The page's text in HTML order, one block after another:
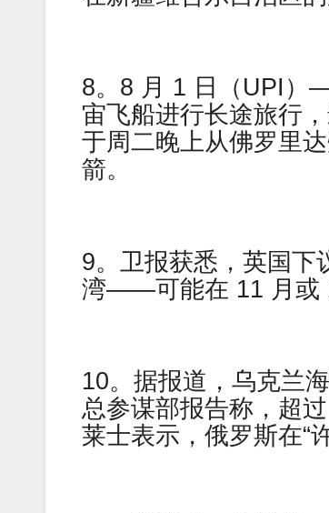
8。8 月 1 日（UPI）
宙飞船进行长途旅行
于周二晚上从佛罗里
箭。
9。卫报获悉，英国下
湾——可能在 11 月或
10。据报道，乌克兰
总参谋部报告称，超
莱士表示，俄罗斯在“